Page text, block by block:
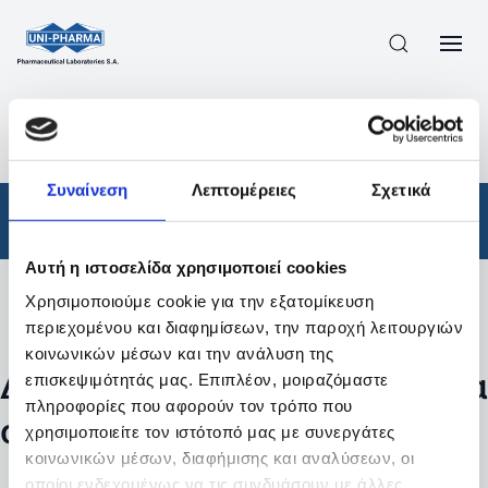
Συναίνεση Λεπτομέρειες Σχετικά
Αυτή η ιστοσελίδα χρησιμοποιεί cookies
Χρησιμοποιούμε cookie για την εξατομίκευση
περιεχομένου και διαφημίσεων, την παροχή λειτουργιών
κοινωνικών μέσων και την ανάλυση της
επισκεψιμότητάς μας. Επιπλέον, μοιραζόμαστε
πληροφορίες που αφορούν τον τρόπο που
χρησιμοποιείτε τον ιστότοπό μας με συνεργάτες
κοινωνικών μέσων, διαφήμισης και αναλύσεων, οι
οποίοι ενδεχομένως να τις συνδυάσουν με άλλες
ΠΡΟΪΟΝΤΑ
ΑΠΟΤΕΛΕΣΜΑΤΑ ΑΝΑΖΗΤΗΣΗΣ
Φάρμακα
Φίλτρα
Δεν βρέθηκαν προϊόντα με τα
συγκεκριμένα φίλτρα